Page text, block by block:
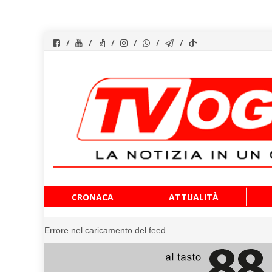
al
contenuto
CRONACA ATTUALITÀ
Errore nel caricamento del feed.